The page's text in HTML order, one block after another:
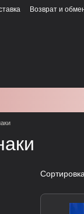
Возврат и